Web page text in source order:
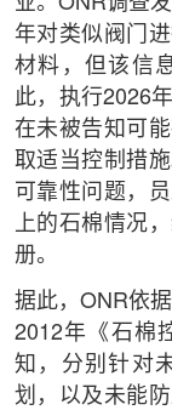
年对类似阀门
材料，但该信
此，执行2026
在未被告知可
取适当控制措
可靠性问题，
上的石棉情况
册。
据此，ONR依
2012年《石棉
知，分别针对
划，以及未能